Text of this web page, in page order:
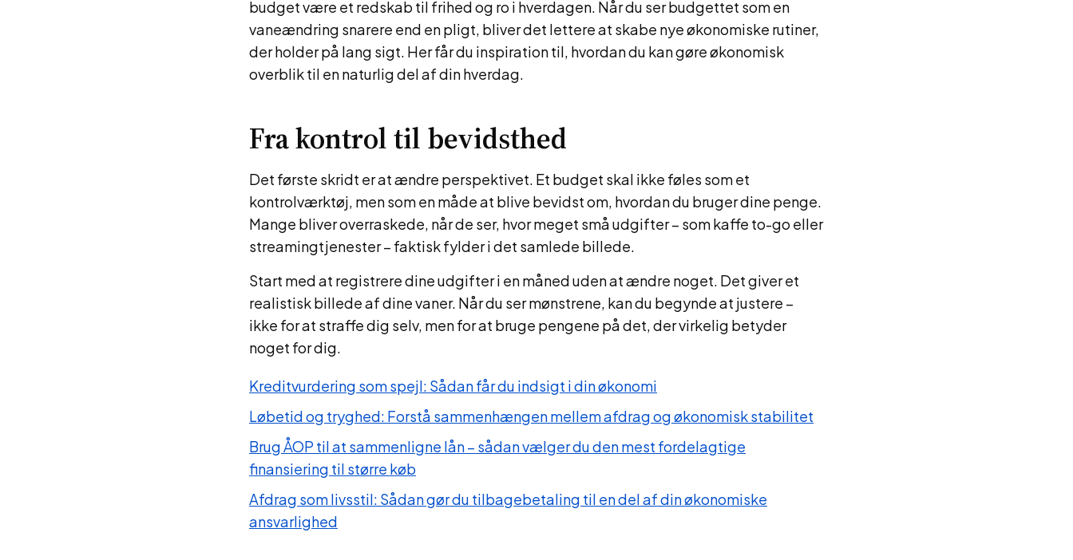
budget være et redskab til frihed og ro i hverdagen. Når du ser budgettet som en
vaneændring snarere end en pligt, bliver det lettere at skabe nye økonomiske rutiner,
der holder på lang sigt. Her får du inspiration til, hvordan du kan gøre økonomisk
overblik til en naturlig del af din hverdag.
Fra kontrol til bevidsthed
Det første skridt er at ændre perspektivet. Et budget skal ikke føles som et
kontrolværktøj, men som en måde at blive bevidst om, hvordan du bruger dine penge.
Mange bliver overraskede, når de ser, hvor meget små udgifter – som kaffe to-go eller
streamingtjenester – faktisk fylder i det samlede billede.
Start med at registrere dine udgifter i en måned uden at ændre noget. Det giver et
realistisk billede af dine vaner. Når du ser mønstrene, kan du begynde at justere –
ikke for at straffe dig selv, men for at bruge pengene på det, der virkelig betyder
noget for dig.
Kreditvurdering som spejl: Sådan får du indsigt i din økonomi
Løbetid og tryghed: Forstå sammenhængen mellem afdrag og økonomisk stabilitet
Brug ÅOP til at sammenligne lån – sådan vælger du den mest fordelagtige
finansiering til større køb
Afdrag som livsstil: Sådan gør du tilbagebetaling til en del af din økonomiske
ansvarlighed